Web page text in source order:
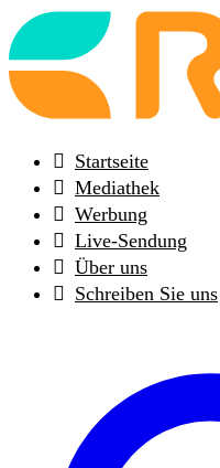
Back
to
frontpage
Startseite
Mediathek
Werbung
Live-Sendung
Über uns
Schreiben Sie uns